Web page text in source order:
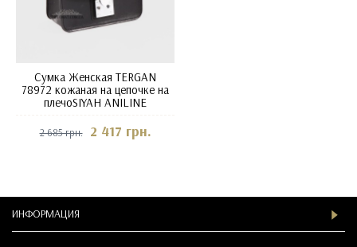
Сумка Женская TERGAN
78972 кожаная на цепочке на
плечоSIYAH ANILINE
2 685 грн. 2 417 грн.
ИНФОРМАЦИЯ